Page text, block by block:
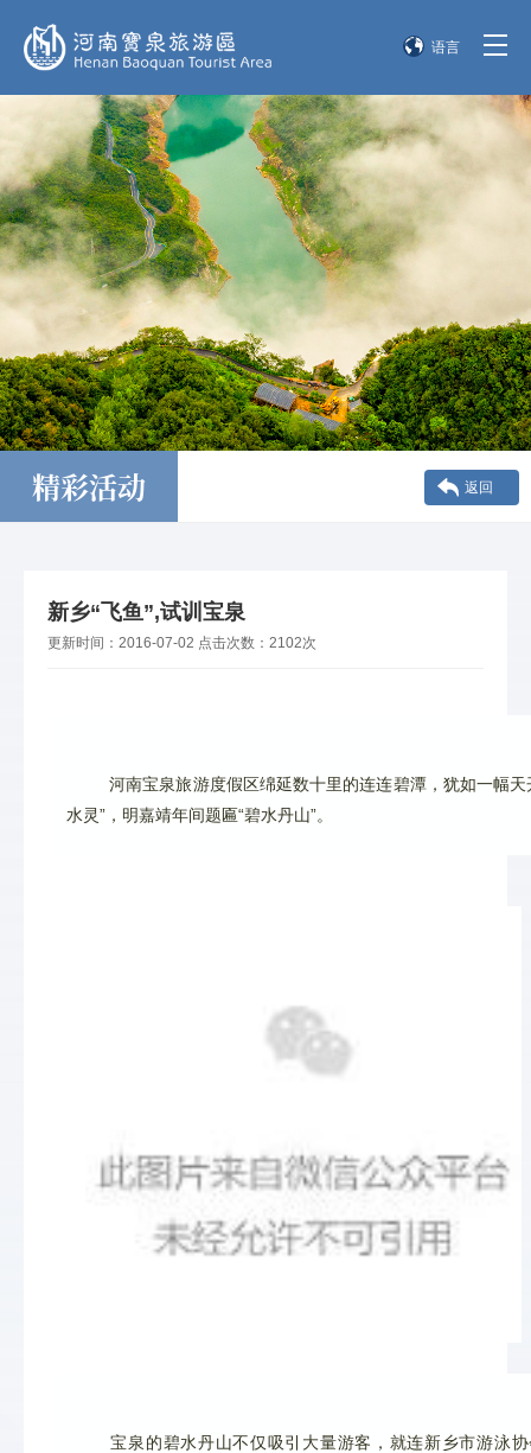
语言
English
한국어
日本語
精彩活动 返回
新乡“飞鱼”,试训宝泉
更新时间： 2016-07-02 点击次数： 2102次
河南宝泉旅游度假区绵延数十里的连连碧潭，犹如一幅
水灵”，明嘉靖年间题匾“碧水丹山”。
宝泉的碧水丹山不仅吸引大量游客，就连新乡市游泳